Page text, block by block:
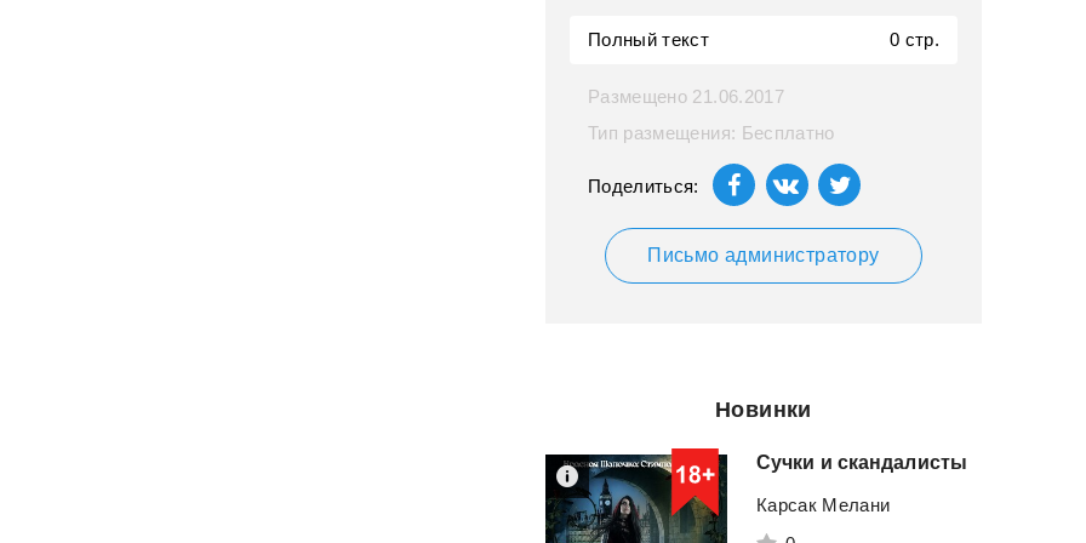
Полный текст 0 стр.
Размещено 21.06.2017
Тип размещения: Бесплатно
Поделиться:
Письмо администратору
Новинки
Сучки и скандалисты
Карсак Мелани